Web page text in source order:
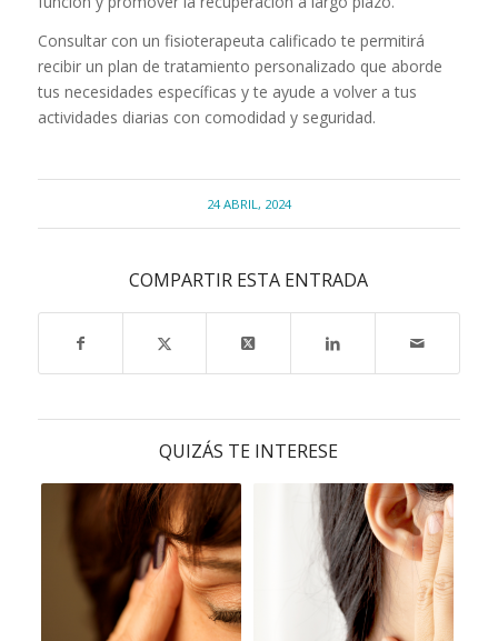
Consultar con un fisioterapeuta calificado te permitirá
recibir un plan de tratamiento personalizado que aborde
tus necesidades específicas y te ayude a volver a tus
actividades diarias con comodidad y seguridad.
24 ABRIL, 2024
COMPARTIR ESTA ENTRADA
QUIZÁS TE INTERESE